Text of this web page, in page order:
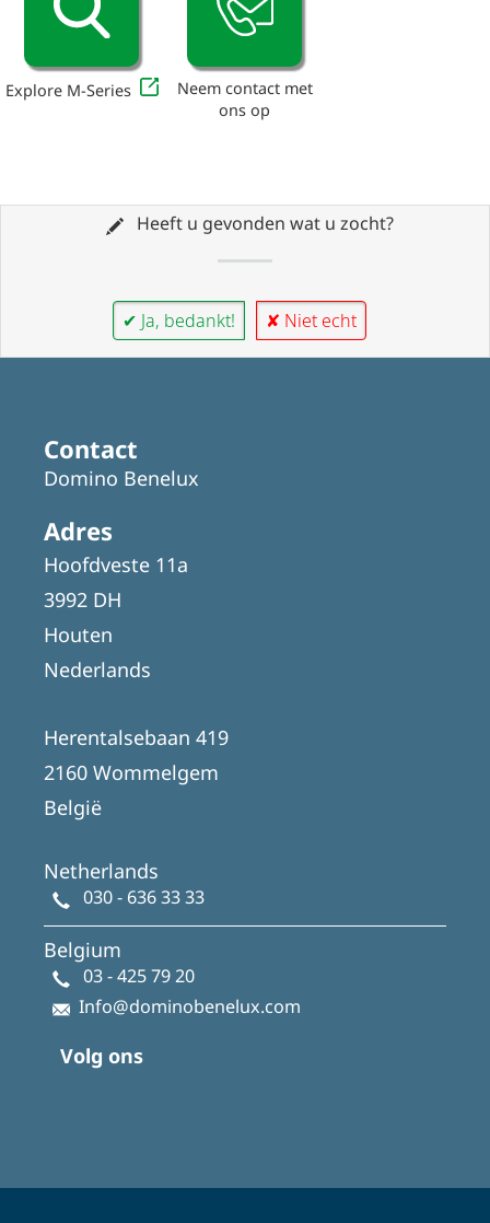
Explore M-Series
Neem contact met
ons op
Heeft u gevonden wat u zocht?
✔ Ja, bedankt! ✘ Niet echt
Contact
Domino Benelux
Adres
Hoofdveste 11a
3992 DH
Houten
Nederlands
Herentalsebaan 419
2160 Wommelgem
België
Netherlands
030 - 636 33 33
Belgium
03 - 425 79 20
Info@dominobenelux.com
Volg ons